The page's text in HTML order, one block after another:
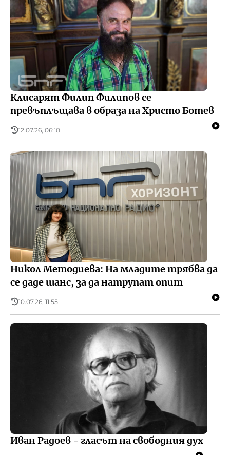
Клисарят Филип Филипов се
превъплъщава в образа на Христо Ботев
12.07.26, 06:10
Никол Методиева: На младите трябва да
се даде шанс, за да натрупат опит
10.07.26, 11:55
Иван Радоев - гласът на свободния дух